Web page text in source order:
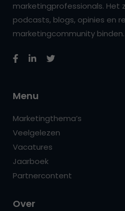
marketingprofessionals. Het
podcasts, blogs, opinies en
marketingcommunity binden.
Menu
Marketingthema’s
Veelgelezen
Vacatures
Jaarboek
Partnercontent
Over